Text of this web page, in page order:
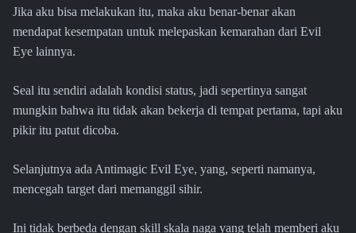
Jika aku bisa melakukan itu, maka aku benar-benar akan
mendapat kesempatan untuk melepaskan kemarahan dari Evil
Eye lainnya.
Seal itu sendiri adalah kondisi status, jadi sepertinya sangat
mungkin bahwa itu tidak akan bekerja di tempat pertama, tapi aku
pikir itu patut dicoba.
Selanjutnya ada Antimagic Evil Eye, yang, seperti namanya,
mencegah target dari memanggil sihir.
Ini tidak berbeda dengan skill skala naga yang telah memberi aku